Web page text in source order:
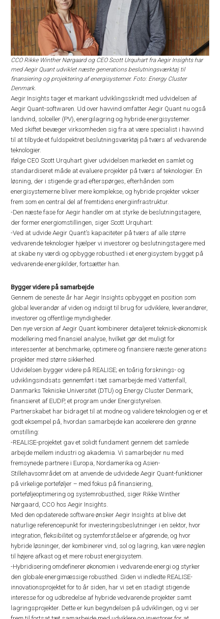
CCO Rikke Winther Nørgaard og CEO Scott Urquhart fra Aegir Insights har
med Aegir Quant udviklet næste generations beslutningsværktøj til
finansiering og projektering af energisystemer. Foto: Energy Cluster
Denmark.
Aegir Insights tager et markant udviklingsskridt med udvidelsen af
Aegir Quant-softwaren. Ud over havvind omfatter Aegir Quant nu også
landvind, solceller (PV), energilagring og hybride energisystemer.
Med skiftet bevæger virksomheden sig fra at være specialist i havvind
til at tilbyde et fuldspektret beslutningsværktøj på tværs af vedvarende
teknologier.
Ifølge CEO Scott Urquhart giver udvidelsen markedet en samlet og
standardiseret måde at evaluere projekter på tværs af teknologier. En
løsning, der i stigende grad efterspørges, efterhånden som
energisystemerne bliver mere komplekse, og hybride projekter vokser
frem som en central del af fremtidens energiinfrastruktur.
-Den næste fase for Aegir handler om at styrke de beslutningstagere,
der former energiomstillingen, siger Scott Urquhart:
-Ved at udvide Aegir Quant’s kapaciteter på tværs af alle større
vedvarende teknologier hjælper vi investorer og beslutningstagere med
at skabe ny værdi og opbygge robusthed i et energisystem bygget på
vedvarende energikilder, fortsætter han.
Bygger videre på samarbejde
Gennem de seneste år har Aegir Insights opbygget en position som
global leverandør af viden og indsigt til brug for udviklere, leverandører,
investorer og offentlige myndigheder.
Den nye version af Aegir Quant kombinerer detaljeret teknisk-økonomisk
modellering med finansiel analyse, hvilket gør det muligt for
interessenter at benchmarke, optimere og finansiere næste generations
projekter med større sikkerhed.
Udvidelsen bygger videre på REALISE; en toårig forsknings- og
udviklingsindsats gennemført i tæt samarbejde med Vattenfall,
Danmarks Tekniske Universitet (DTU) og Energy Cluster Denmark,
finansieret af EUDP, et program under Energistyrelsen.
Partnerskabet har bidraget til at modne og validere teknologien og er et
godt eksempel på, hvordan samarbejde kan accelerere den grønne
omstilling:
-REALISE-projektet gav et solidt fundament gennem det samlede
arbejde mellem industri og akademia. Vi samarbejder nu med
fremsynede partnere i Europa, Nordamerika og Asien-
Stillehavsområdet om at anvende de udvidede Aegir Quant-funktioner
på virkelige porteføljer – med fokus på finansiering,
porteføljeoptimering og systemrobusthed, siger Rikke Winther
Nørgaard, CCO hos Aegir Insights.
Med den opdaterede software ønsker Aegir Insights at blive det
naturlige referencepunkt for investeringsbeslutninger i en sektor, hvor
integration, fleksibilitet og systemforståelse er afgørende, og hvor
hybride løsninger, der kombinerer vind, sol og lagring, kan være nøglen
til højere afkast og et mere robust energisystem.
-Hybridisering omdefinerer økonomien i vedvarende energi og styrker
den globale energimæssige robusthed. Siden vi indledte REALISE-
innovationsprojektet for to år siden, har vi set en stadigt stigende
interesse for og udbredelse af hybride vedvarende projekter samt
lagringsprojekter. Dette er kun begyndelsen på udviklingen, og vi ser